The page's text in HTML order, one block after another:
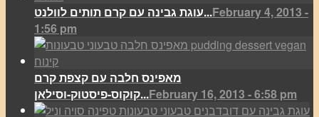
עוגת גבינה עם קרם תותים לוולנט...February 4, 2013 -
1:56 pm
מאפינס חלבה עם קצפת קרם
קוקוס-פיסטוק-וסילאן...February 16, 2013 - 6:58 pm